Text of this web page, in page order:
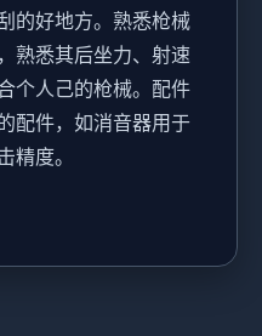
的好地方。 熟悉枪械
熟悉其后坐力、射速
个人己的枪械。 配件
配件，如消音器用于
精度。